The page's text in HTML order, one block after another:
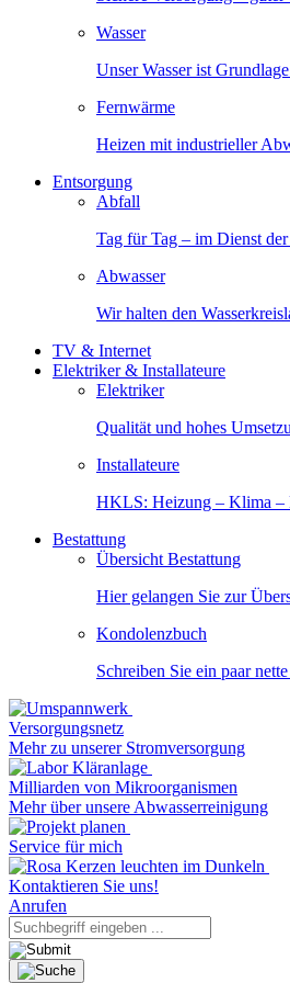
Wasser
Unser Wasser ist
Fernwärme
Heizen mit industrieller
Entsorgung
Abfall
Tag für Tag – im Dienst
Abwasser
Wir halten den
TV & Internet
Elektriker & Installateure
Elektriker
Qualität und hohes
Installateure
HKLS: Heizung – Klima –
Bestattung
Übersicht Bestattung
Hier gelangen Sie zur
Kondolenzbuch
Schreiben Sie ein paar
Versorgungsnetz
Mehr zu unserer Stromversorgung
Milliarden von Mikroorganismen
Mehr über unsere Abwasserreinigung
Service für mich
Kontaktieren Sie uns!
Anrufen